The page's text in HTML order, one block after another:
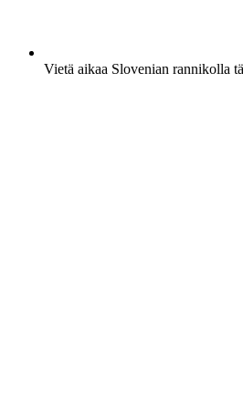
Vietä aikaa Slovenian rannikolla